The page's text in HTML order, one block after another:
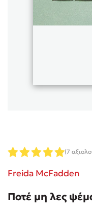
Το
(7
Freida McFadden
Ποτέ μη λες